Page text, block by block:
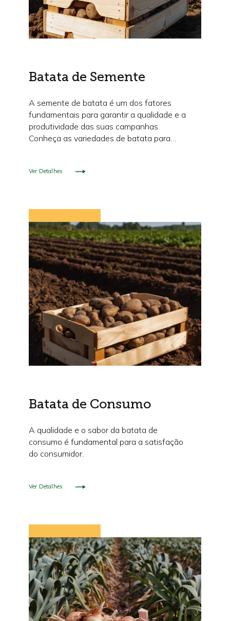
Batata de Semente
A semente de batata é um dos fatores
fundamentais para garantir a qualidade e a
produtividade das suas campanhas.
Conheça as variedades de batata para
Ver Detalhes
Batata de Consumo
A qualidade e o sabor da batata de
consumo é fundamental para a satisfação
do consumidor.
Ver Detalhes